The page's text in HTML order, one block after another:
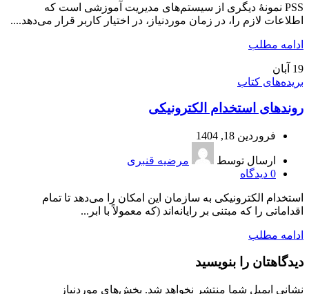
PSS نمونۀ دیگری از سیستم‌های مدیریت آموزشی است که
اطلاعات لازم را، در زمان موردنیاز، در اختیار کاربر قرار می‌دهد....
ادامه مطلب
19 آبان
بریده‌های کتاب
روندهای استخدام الکترونیکی
فروردین 18, 1404
ارسال توسط
مرضیه قنبری
0 دیدگاه
استخدام الکترونیکی به سازمان این امکان را می‌دهد تا تمام
اقداماتی را که مبتنی بر رایانه‌اند (که معمولاً با ابر...
ادامه مطلب
دیدگاهتان را بنویسید
نشانی ایمیل شما منتشر نخواهد شد. بخش‌های موردنیاز